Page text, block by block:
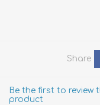
Share
Be the first to review
product